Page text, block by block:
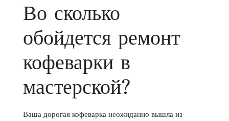
Во сколько
обойдется ремонт
кофеварки в
мастерской?
Ваша дорогая кофеварка неожиданно вышла из